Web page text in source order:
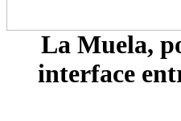
La Muela,
interface